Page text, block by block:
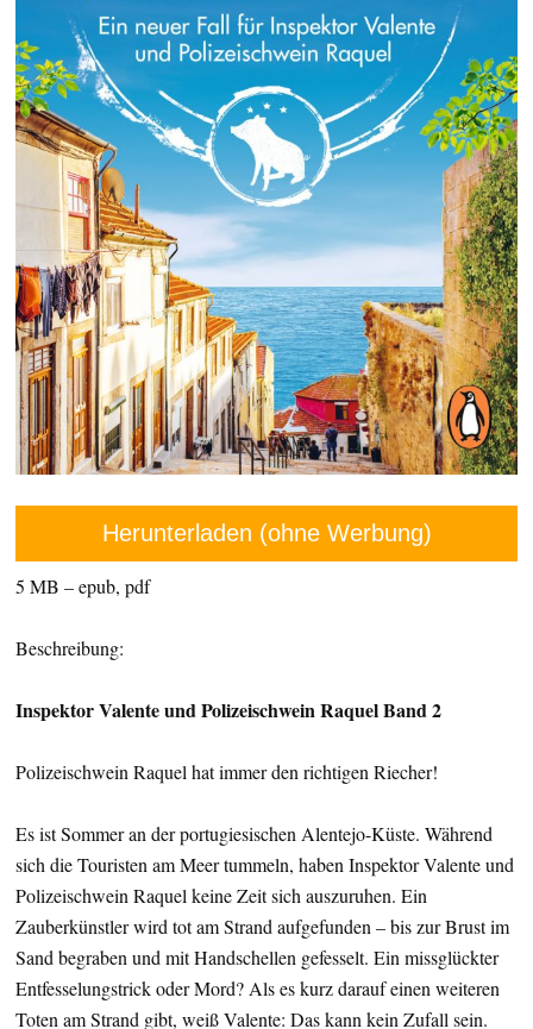
Herunterladen (ohne Werbung)
5 MB – epub, pdf
Beschreibung:
Inspektor Valente und Polizeischwein Raquel Band 2
Polizeischwein Raquel hat immer den richtigen Riecher!
Es ist Sommer an der portugiesischen Alentejo-Küste. Während
sich die Touristen am Meer tummeln, haben Inspektor Valente und
Polizeischwein Raquel keine Zeit sich auszuruhen. Ein
Zauberkünstler wird tot am Strand aufgefunden – bis zur Brust im
Sand begraben und mit Handschellen gefesselt. Ein missglückter
Entfesselungstrick oder Mord? Als es kurz darauf einen weiteren
Toten am Strand gibt, weiß Valente: Das kann kein Zufall sein.